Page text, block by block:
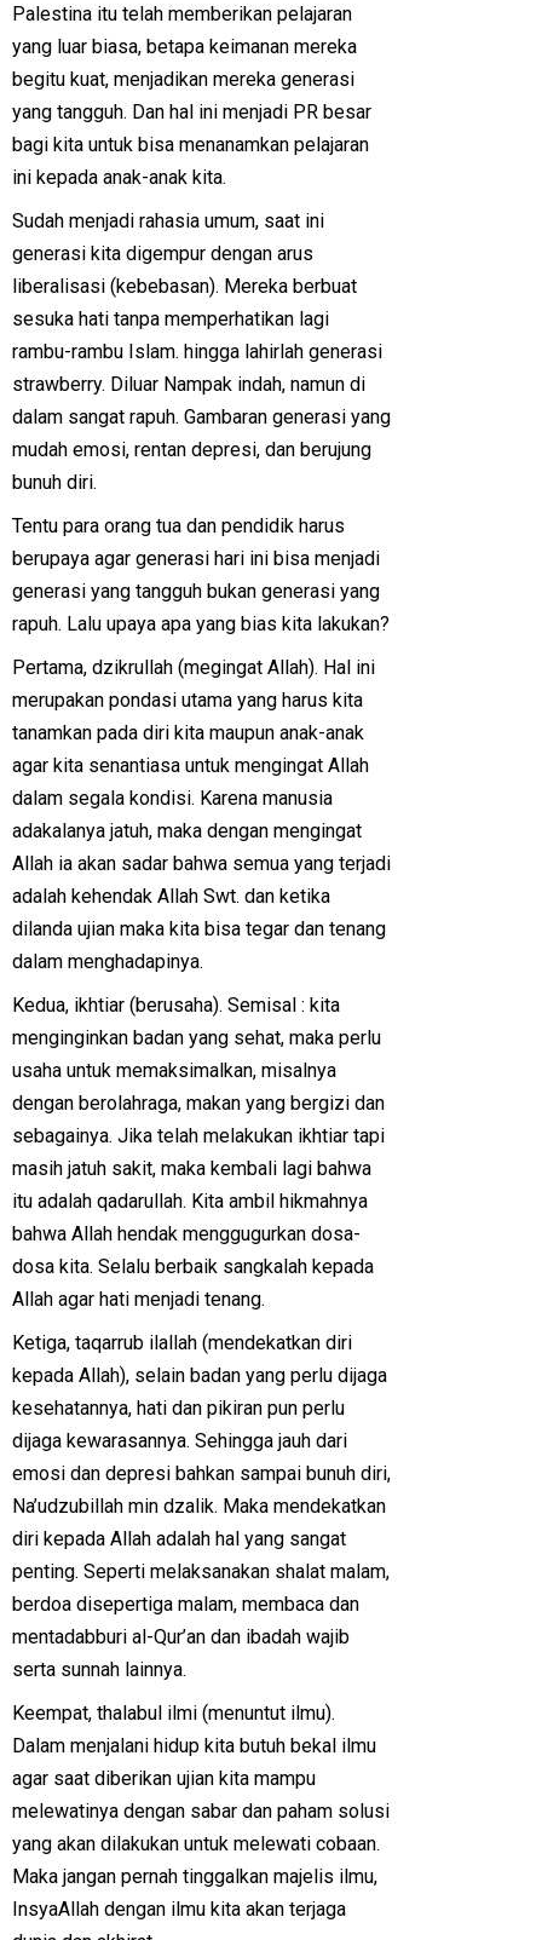
Palestina itu telah memberikan pelajaran
yang luar biasa, betapa keimanan mereka
begitu kuat, menjadikan mereka generasi
yang tangguh. Dan hal ini menjadi PR besar
bagi kita untuk bisa menanamkan pelajaran
ini kepada anak-anak kita.
Sudah menjadi rahasia umum, saat ini
generasi kita digempur dengan arus
liberalisasi (kebebasan). Mereka berbuat
sesuka hati tanpa memperhatikan lagi
rambu-rambu Islam. hingga lahirlah generasi
strawberry. Diluar Nampak indah, namun di
dalam sangat rapuh. Gambaran generasi yang
mudah emosi, rentan depresi, dan berujung
bunuh diri.
Tentu para orang tua dan pendidik harus
berupaya agar generasi hari ini bisa menjadi
generasi yang tangguh bukan generasi yang
rapuh. Lalu upaya apa yang bias kita lakukan?
Pertama, dzikrullah (megingat Allah). Hal ini
merupakan pondasi utama yang harus kita
tanamkan pada diri kita maupun anak-anak
agar kita senantiasa untuk mengingat Allah
dalam segala kondisi. Karena manusia
adakalanya jatuh, maka dengan mengingat
Allah ia akan sadar bahwa semua yang terjadi
adalah kehendak Allah Swt. dan ketika
dilanda ujian maka kita bisa tegar dan tenang
dalam menghadapinya.
Kedua, ikhtiar (berusaha). Semisal : kita
menginginkan badan yang sehat, maka perlu
usaha untuk memaksimalkan, misalnya
dengan berolahraga, makan yang bergizi dan
sebagainya. Jika telah melakukan ikhtiar tapi
masih jatuh sakit, maka kembali lagi bahwa
itu adalah qadarullah. Kita ambil hikmahnya
bahwa Allah hendak menggugurkan dosa-
dosa kita. Selalu berbaik sangkalah kepada
Allah agar hati menjadi tenang.
Ketiga, taqarrub ilallah (mendekatkan diri
kepada Allah), selain badan yang perlu dijaga
kesehatannya, hati dan pikiran pun perlu
dijaga kewarasannya. Sehingga jauh dari
emosi dan depresi bahkan sampai bunuh diri,
Na’udzubillah min dzalik. Maka mendekatkan
diri kepada Allah adalah hal yang sangat
penting. Seperti melaksanakan shalat malam,
berdoa disepertiga malam, membaca dan
mentadabburi al-Qur’an dan ibadah wajib
serta sunnah lainnya.
Keempat, thalabul ilmi (menuntut ilmu).
Dalam menjalani hidup kita butuh bekal ilmu
agar saat diberikan ujian kita mampu
melewatinya dengan sabar dan paham solusi
yang akan dilakukan untuk melewati cobaan.
Maka jangan pernah tinggalkan majelis ilmu,
InsyaAllah dengan ilmu kita akan terjaga